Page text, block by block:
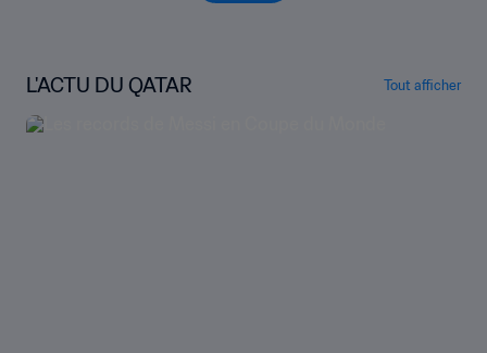
L'ACTU DU QATAR Tout afficher